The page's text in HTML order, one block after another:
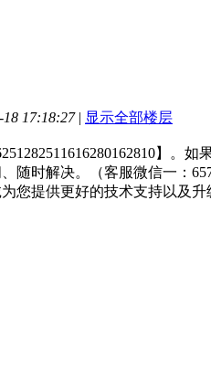
17:18:27 | 显示全部楼层
】。
随时解决。（客服微信一：
您提供更好的技术支持以及升